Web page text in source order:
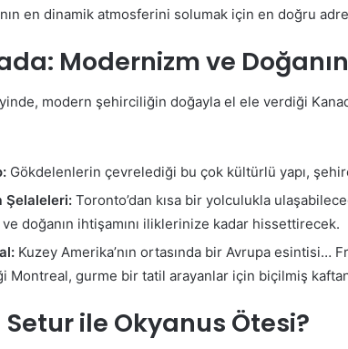
en dinamik atmosferini solumak için en doğru
Modernizm ve
modern şehirciliğin doğayla el ele verdiği
Gökdelenlerin çevrelediği bu çok kültürlü yapı,
Şelaleleri: Toronto’dan kısa bir yolculukla
doğanın ihtişamını iliklerinize kadar hissettirecek.
Kuzey Amerika’nın ortasında bir Avrupa esintisi…
Montreal, gurme bir tatil arayanlar için biçilmiş
Setur ile Okyanus Ötesi?